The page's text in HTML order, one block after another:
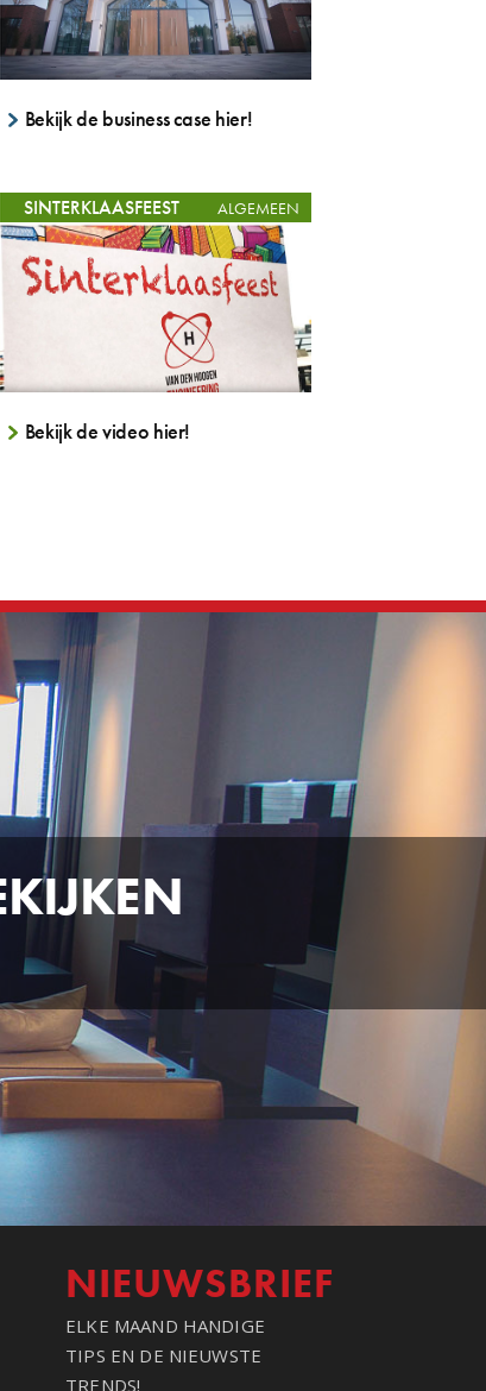
Bekijk de business case hier!
SINTERKLAASFEEST ALGEMEEN
Bekijk de video hier!
NIEUWSBRIEF
ELKE MAAND HANDIGE
TIPS EN DE NIEUWSTE
TRENDS!